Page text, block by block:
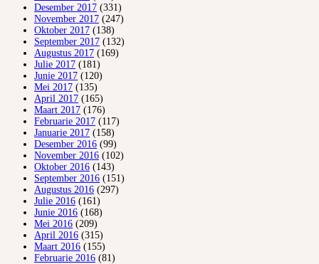
Desember 2017 (331)
November 2017 (247)
Oktober 2017 (138)
September 2017 (132)
Augustus 2017 (169)
Julie 2017 (181)
Junie 2017 (120)
Mei 2017 (135)
April 2017 (165)
Maart 2017 (176)
Februarie 2017 (117)
Januarie 2017 (158)
Desember 2016 (99)
November 2016 (102)
Oktober 2016 (143)
September 2016 (151)
Augustus 2016 (297)
Julie 2016 (161)
Junie 2016 (168)
Mei 2016 (209)
April 2016 (315)
Maart 2016 (155)
Februarie 2016 (81)